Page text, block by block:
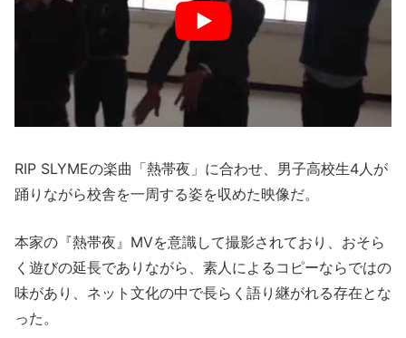
RIP SLYMEの楽曲「熱帯夜」に合わせ、男子高校生4人が
踊りながら校舎を一周する姿を収めた映像だ。
本家の『熱帯夜』MVを意識して撮影されており、おそら
く遊びの延長でありながら、素人によるコピーならではの
味があり、ネット文化の中で長らく語り継がれる存在とな
った。